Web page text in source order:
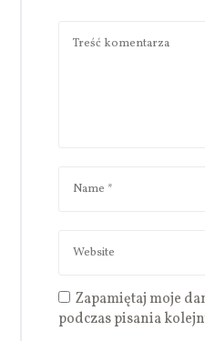
Zapamiętaj moje
podczas pisania